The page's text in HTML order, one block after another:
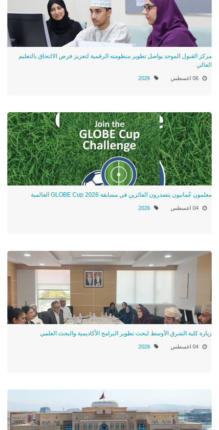
مركز القبول الموحد يواصل تطوير منظومته الرقمية لتعزيز فرص الالتحاق بالتعليم
العالي
06 اغسطس 2026
معلمون عُمانيون يتصدرون الفائزين في مسابقة GLOBE Cup 2026 العالمية
04 اغسطس 2026
زيارة كلية الشرق الأوسط لبحث تطوير البرامج الأكاديمية والبحث العلمي
04 اغسطس 2026